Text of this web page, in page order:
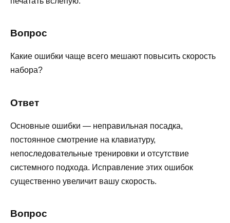
Вопрос
Какие ошибки чаще всего мешают повысить скорость
набора?
Ответ
Основные ошибки — неправильная посадка,
постоянное смотрение на клавиатуру,
непоследовательные тренировки и отсутствие
системного подхода. Исправление этих ошибок
существенно увеличит вашу скорость.
Вопрос